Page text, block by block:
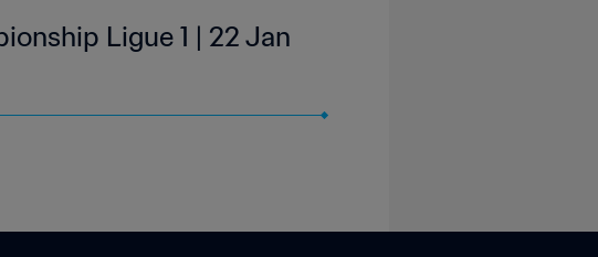
Ligue 1 | 22 Jan